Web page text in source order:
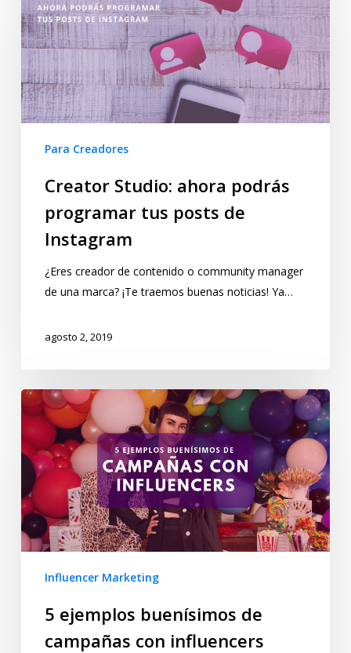
Para Creadores
Creator Studio: ahora podrás
programar tus posts de
Instagram
¿Eres creador de contenido o community manager
de una marca? ¡Te traemos buenas noticias! Ya…
agosto 2, 2019
Influencer Marketing
5 ejemplos buenísimos de
campañas con influencers